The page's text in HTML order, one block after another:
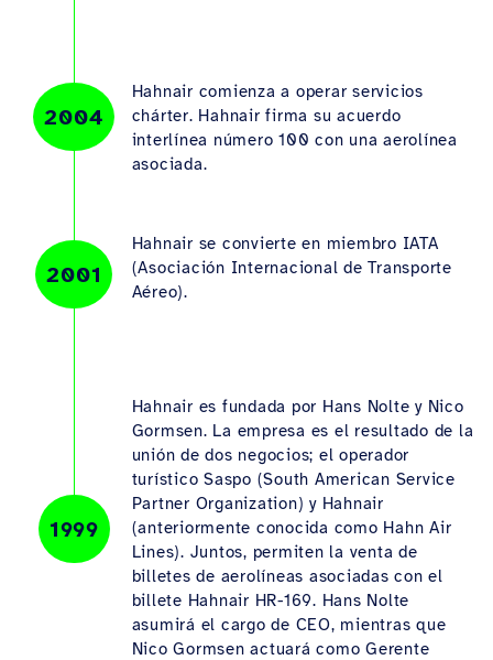
2004
Hahnair comienza a operar servicios
chárter. Hahnair firma su acuerdo
interlínea número 100 con una aerolínea
asociada.
2001
Hahnair se convierte en miembro IATA
(Asociación Internacional de Transporte
Aéreo).
1999
Hahnair es fundada por Hans Nolte y Nico
Gormsen. La empresa es el resultado de la
unión de dos negocios; el operador
turístico Saspo (South American Service
Partner Organization) y Hahnair
(anteriormente conocida como Hahn Air
Lines). Juntos, permiten la venta de
billetes de aerolíneas asociadas con el
billete Hahnair HR-169. Hans Nolte
asumirá el cargo de CEO, mientras que
Nico Gormsen actuará como Gerente